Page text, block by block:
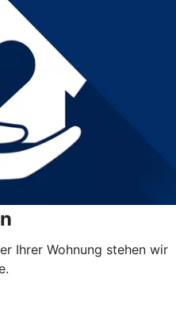
Ihrer Wohnung stehen wir